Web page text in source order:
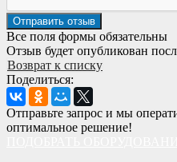
Все поля формы обязательны
Отзыв будет опубликован
Возврат к списку
Поделиться:
Отправьте запрос и мы
оптимальное решение!